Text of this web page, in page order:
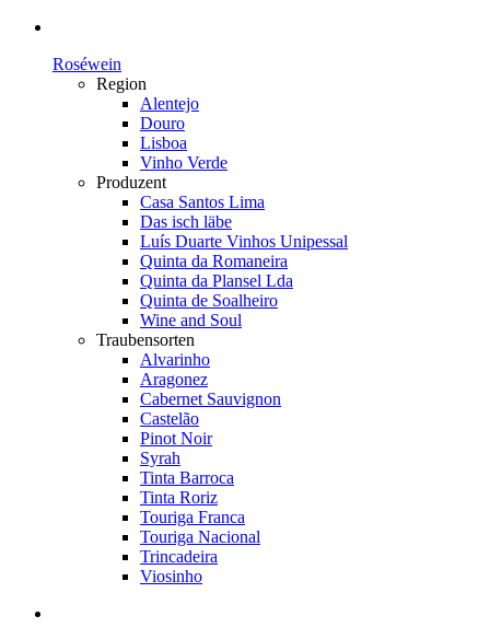
Roséwein
Region
Alentejo
Douro
Lisboa
Vinho Verde
Produzent
Casa Santos Lima
Das isch läbe
Luís Duarte Vinhos Unipessal
Quinta da Romaneira
Quinta da Plansel Lda
Quinta de Soalheiro
Wine and Soul
Traubensorten
Alvarinho
Aragonez
Cabernet Sauvignon
Castelão
Pinot Noir
Syrah
Tinta Barroca
Tinta Roriz
Touriga Franca
Touriga Nacional
Trincadeira
Viosinho